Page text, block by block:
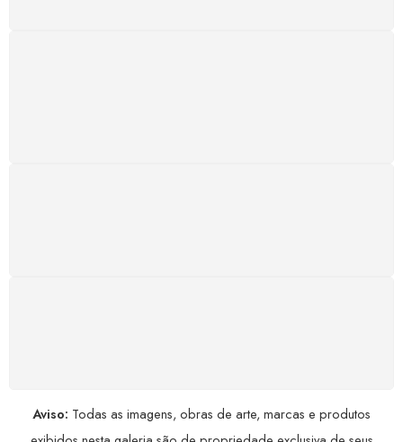
Aviso: Todas as imagens, obras de arte, marcas e produtos